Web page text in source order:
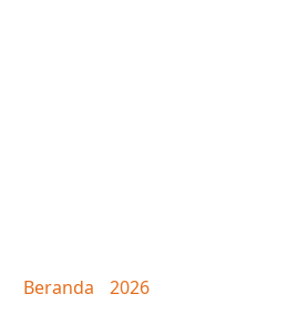
Beranda 2026/ Perhapi Minta